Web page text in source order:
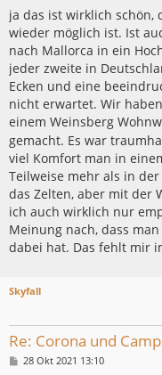
a
ja das ist wirklich schön,
wieder möglich ist. Ist
nach Mallorca in ein
jeder zweite in
Ecken und eine
nicht erwartet. Wir
einem Weinsberg
gemacht. Es war
viel Komfort man in
Teilweise mehr als in
das Zelten, aber mit der
ich auch wirklich nur
Meinung nach, dass
dabei hat. Das fehlt mir
Skyfall
Re: Corona und
B28 Okt 2021 13:10